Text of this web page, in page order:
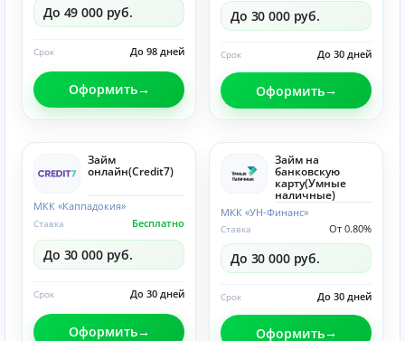
До 49 000 руб.
До 98 дней
Срок
Оформить
До 30 000 руб.
До 30 дней
Срок
Оформить
Займ
онлайн(Credit7)
МКК «Каппадокия»
Бесплатно
Ставка
До 30 000 руб.
До 30 дней
Срок
Оформить
Займ на
банковскую
карту(Умные
наличные)
МКК «УН-Финанс»
От 0.80%
Ставка
До 30 000 руб.
До 30 дней
Срок
Оформить